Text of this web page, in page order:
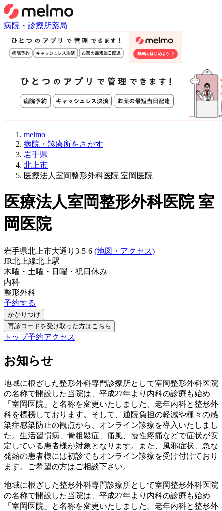
病院・診療所薬局
melmo
病院・診療所をさがす
岩手県
北上市
医療法人室岡整形外科医院 室岡医院
医療法人室岡整形外科医院 室
岡医院
岩手県北上市大通り3-5-6 (地図・アクセス)
JR北上線北上駅
木曜・土曜・日曜・祝日 休み
内科
整形外科
予約する
かかりつけ
再診コードを受け取った方はこちら
トップ予約アクセス
お知らせ
地域に根ざした整形外科専門診療所として室岡整形外科医院
の名称で開設した当院は、平成27年より内科の診療も始め
「室岡医院」と名称を変更いたしました。老年内科と整形外
科を標榜しております。そして、通院負担の軽減や種々の感
染症感染防止の観点から、オンライン診療を導入いたしまし
た。生活習慣病、骨粗鬆症、痛風、慢性疼痛などで症状が安
定している患者様が対象となります。また、風邪症状、急な
発熱の患者様には初診でもオンライン診療を受け付けており
ます。ご希望の方はご相談下さい。
地域に根ざした整形外科専門診療所として室岡整形外科医院
の名称で開設した当院は、平成27年より内科の診療も始め
「室岡医院」と名称を変更いたしました。老年内科と整形外